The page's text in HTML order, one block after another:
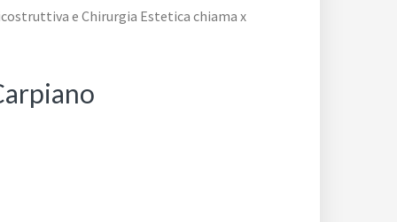
e Chirurgia Estetica chiama x